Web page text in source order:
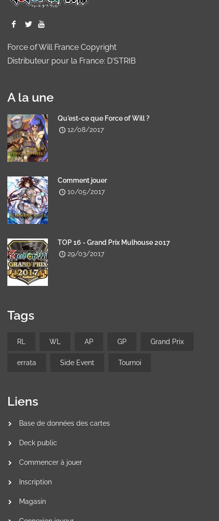
Force of Will France Copyright
Distributeur pour la France: D'STRIB
A la une
Qu'est-ce que Force of Will ?
12/08/2017
Comment jouer
10/05/2017
TOP 16 - Grand Prix Mulhouse 2017
29/03/2017
Tags
RL WL AP GP Grand Prix
errata Side Event Tournoi
Liens
Base de données des cartes
Deck public
Commencer à jouer
Inscription
Magasin